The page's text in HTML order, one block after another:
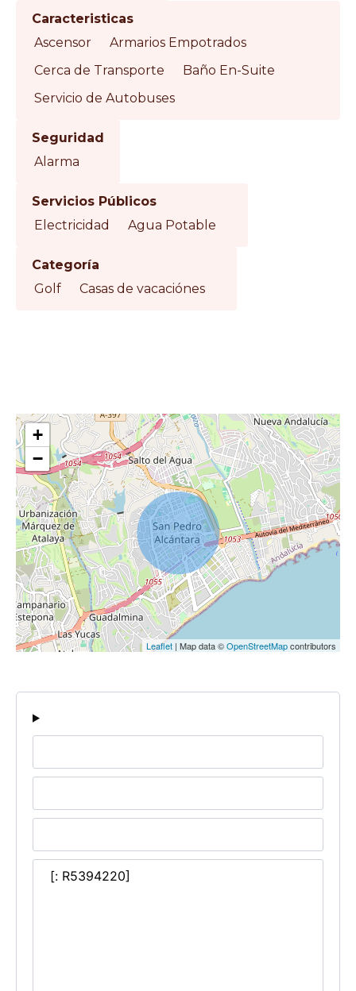
Caracteristicas
Ascensor
Armarios Empotrados
Cerca de Transporte
Baño En-Suite
Servicio de Autobuses
Seguridad
Alarma
Servicios Públicos
Electricidad
Agua Potable
Categoría
Golf
Casas de vacaciónes
+
−
Leaflet | Map data ©OpenStreetMapcontributors